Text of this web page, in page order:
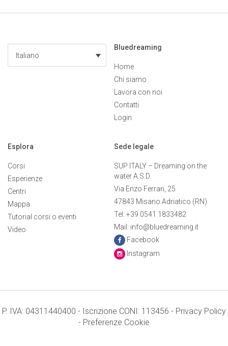
Italiano
Bluedreaming
Home
Chi siamo
Lavora con noi
Contatti
Login
Esplora
Corsi
Esperienze
Centri
Mappa
Tutorial corsi o eventi
Video
Sede legale
SUP ITALY – Dreaming on the
water A.S.D.
Via Enzo Ferrari, 25
47843 Misano Adriatico (RN)
Tel: +39 0541 1833482
Mail: info@bluedreaming.it
Facebook
Instagram
P. IVA: 04311440400 - Iscrizione CONI: 113456 - Privacy Policy
- Preferenze Cookie